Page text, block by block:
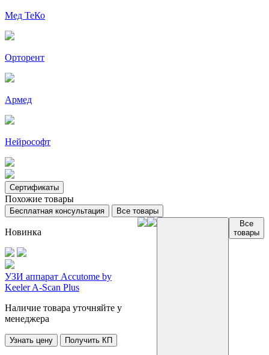
Мед ТеКо
Орторент
Армед
Нейрософт
Сертификаты
Похожие товары
Бесплатная консультация Все товары
Новинка
УЗИ аппарат Accutome by
Keeler A-Scan Plus
Наличие товара уточняйте у
менеджера
Узнать цену Получить КП
Все
товары